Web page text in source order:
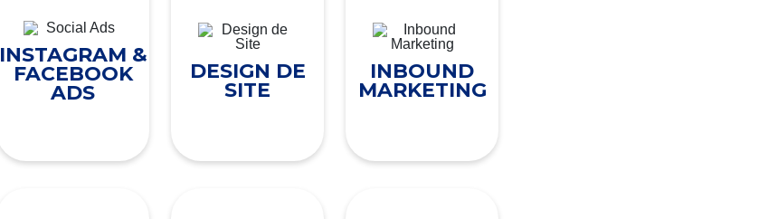
INSTAGRAM &
FACEBOOK
ADS
DESIGN DE
SITE
INBOUND
MARKETING